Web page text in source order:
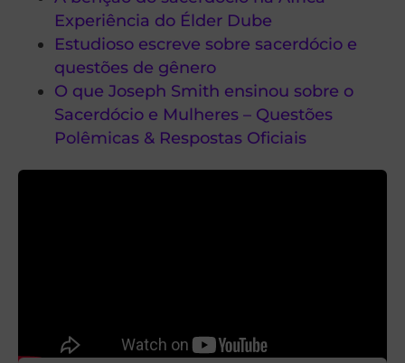
Experiência do Élder Dube
Estudioso escreve sobre sacerdócio e
questões de gênero
O que Joseph Smith ensinou sobre o
Sacerdócio e Mulheres – Questões
Polêmicas & Respostas Oficiais